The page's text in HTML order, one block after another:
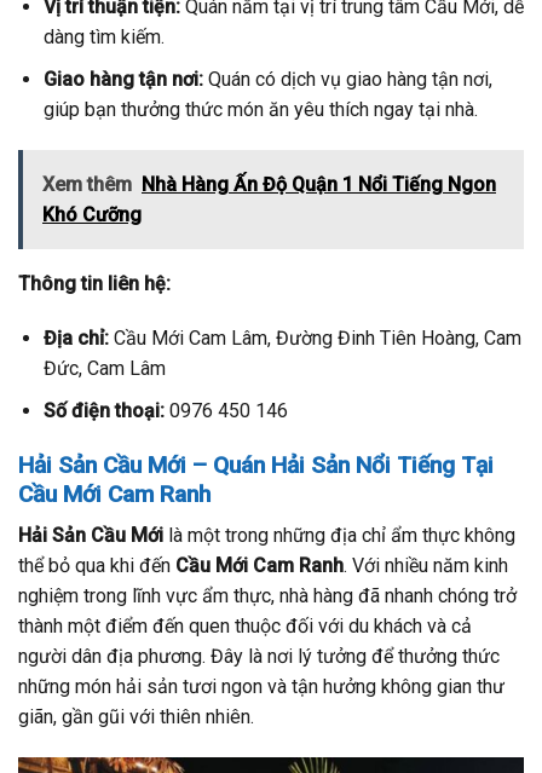
Vị trí thuận tiện:Quán nằm tại vị trí trung tâm Cầu Mới, dễ
dàng tìm kiếm.
Giao hàng tận nơi:Quán có dịch vụ giao hàng tận nơi,
giúp bạn thưởng thức món ăn yêu thích ngay tại nhà.
Xem thêm Nhà Hàng Ấn Độ Quận 1 Nổi Tiếng Ngon
Khó Cưỡng
Thông tin liên hệ:
Địa chỉ:Cầu Mới Cam Lâm, Đường Đinh Tiên Hoàng, Cam
Đức, Cam Lâm
Số điện thoại:0976 450 146
Hải Sản Cầu Mới – Quán Hải Sản Nổi Tiếng Tại
Cầu Mới Cam Ranh
Hải Sản Cầu Mới là một trong những địa chỉ ẩm thực không
thể bỏ qua khi đến Cầu Mới Cam Ranh. Với nhiều năm kinh
nghiệm trong lĩnh vực ẩm thực, nhà hàng đã nhanh chóng trở
thành một điểm đến quen thuộc đối với du khách và cả
người dân địa phương. Đây là nơi lý tưởng để thưởng thức
những món hải sản tươi ngon và tận hưởng không gian thư
giãn, gần gũi với thiên nhiên.